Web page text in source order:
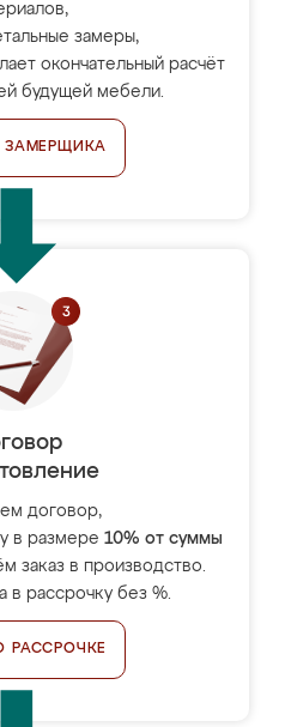
замеры,
окончательный расчёт
будущей мебели.
ЗАМЕРЩИКА
договор,
в размере 10% от суммы
заказ в производство.
в рассрочку без %.
РАССРОЧКЕ